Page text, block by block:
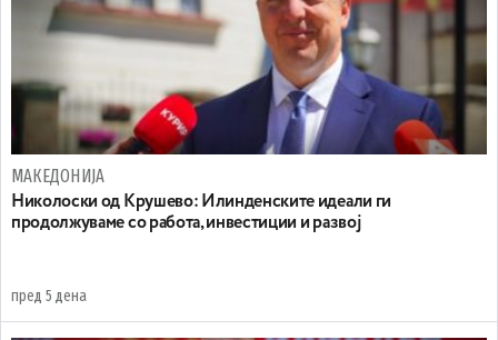
МАКЕДОНИЈА
Николоски од Крушево: Илинденските идеали ги
продолжуваме со работа, инвестиции и развој
пред 5 дена